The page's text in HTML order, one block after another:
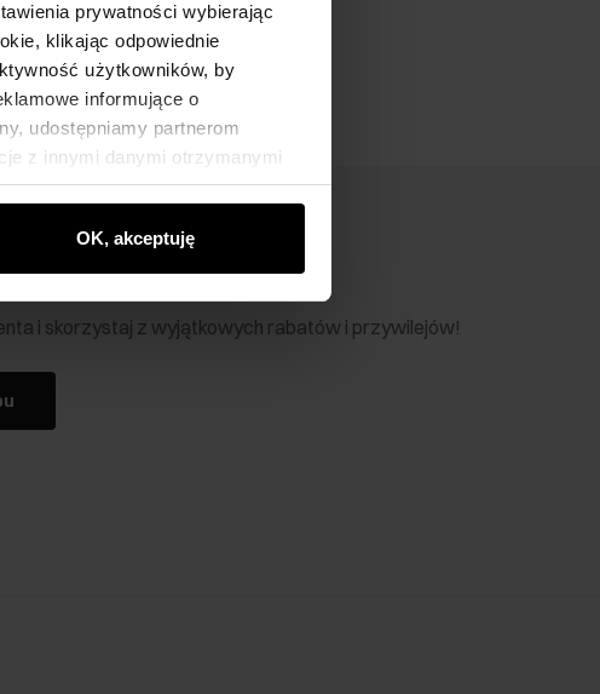
prywatności wybierając
klikając odpowiednie
użytkowników, by
informujące o
udostępniamy partnerom
z innymi danymi otrzymanymi
OK, akceptuję
i skorzystaj z wyjątkowych rabatów i przywilejów!